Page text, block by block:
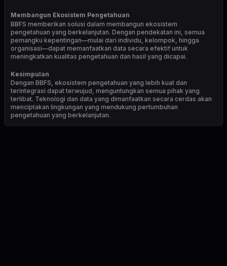
Membangun Ekosistem Pengetahuan
BBFS memberikan solusi dalam membangun ekosistem
pengetahuan yang berkelanjutan. Dengan pendekatan ini, semua
pemangku kepentingan—mulai dari individu, kelompok, hingga
organisasi—dapat memanfaatkan data secara efektif untuk
meningkatkan kualitas pengetahuan dan hasil yang dicapai.
Kesimpulan
Dengan BBFS, ekosistem pengetahuan yang lebih kuat dan
terintegrasi dapat terwujud, menguntungkan semua pihak yang
terlibat. Teknologi dan data yang dimanfaatkan secara cerdas akan
menciptakan lingkungan yang mendukung pertumbuhan
pengetahuan yang berkelanjutan.